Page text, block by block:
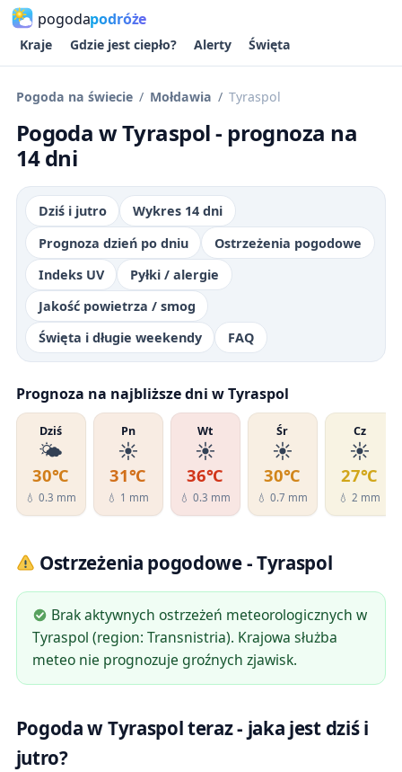
pogodapodróże
Kraje Gdzie jest ciepło? Alerty Święta
Pogoda na świecie Mołdawia Tyraspol
Pogoda w Tyraspol - prognoza na
14 dni
Dziś i jutro
Wykres 14 dni
Prognoza dzień po dniu
Ostrzeżenia pogodowe
Indeks UV
Pyłki / alergie
Jakość powietrza / smog
Święta i długie weekendy
FAQ
Prognoza na najbliższe dni w Tyraspol
Dziś
🌤️
30℃
💧 0.3 mm
Pn
☀️
31℃
💧 1 mm
Wt
☀️
36℃
💧 0.3 mm
Śr
☀️
30℃
💧 0.7 mm
Cz
☀️
27℃
💧 2 mm
Ostrzeżenia pogodowe - Tyraspol
Brak aktywnych ostrzeżeń meteorologicznych w
Tyraspol (region: Transnistria). Krajowa służba
meteo nie prognozuje groźnych zjawisk.
Pogoda w Tyraspol teraz - jaka jest dziś i
jutro?